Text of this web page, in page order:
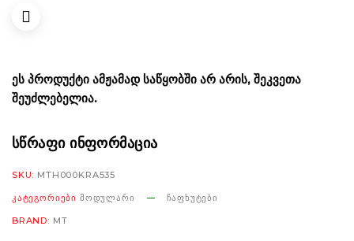
ᲔᲡ ᲞᲠᲝᲓᲣᲥᲢᲘ ᲐᲛᲟᲐᲛᲐᲓ ᲡᲐᲬᲧᲝᲑᲨᲘ ᲐᲠ ᲐᲠᲘᲡ, ᲨᲔᲙᲕᲔᲗᲐ
ᲨᲔᲣᲫᲚᲔᲑᲔᲚᲘᲐ.
ᲡᲬᲠᲐᲤᲘ ᲘᲜᲤᲝᲠᲛᲐᲪᲘᲐ
SKU: MTH000KRA535
ᲙᲐᲢᲔᲒᲝᲠᲘᲔᲑᲘ ᲛᲝᲓᲣᲚᲐᲠᲘ ᲩᲐᲤᲮᲣᲢᲔᲑᲘ
BRAND: MT